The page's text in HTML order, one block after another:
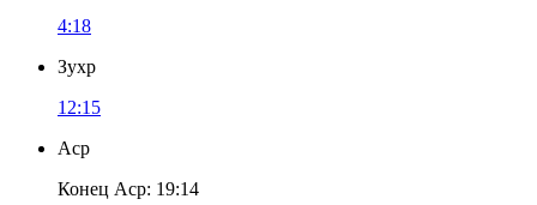
4:18
Зухр
12:15
Аср
Конец Аср: 19:14